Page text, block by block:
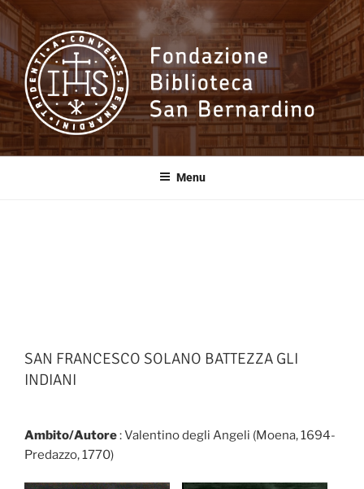
Salta
contenuto
Fondazione
Biblioteca SanMenu
SAN FRANCESCO SOLANO BATTEZZA GLI
INDIANI
Ambito/Autore: Valentino degli Angeli (Moena, 1694-
Predazzo, 1770)